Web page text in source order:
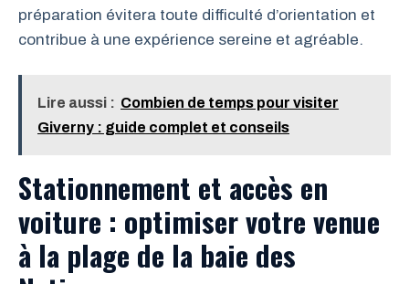
préparation évitera toute difficulté d’orientation et
contribue à une expérience sereine et agréable.
Lire aussi : Combien de temps pour visiter
Giverny : guide complet et conseils
Stationnement et accès en
voiture : optimiser votre venue
à la plage de la baie des